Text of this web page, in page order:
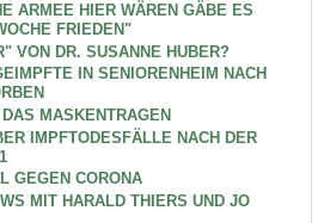
ARMEE HIER WÄREN GÄBE ES
FRIEDEN"
VON DR. SUSANNE HUBER?
IN SENIORENHEIM NACH
MASKENTRAGEN
IMPFTODESFÄLLE NACH DER
GEGEN CORONA
MIT HARALD THIERS UND JO